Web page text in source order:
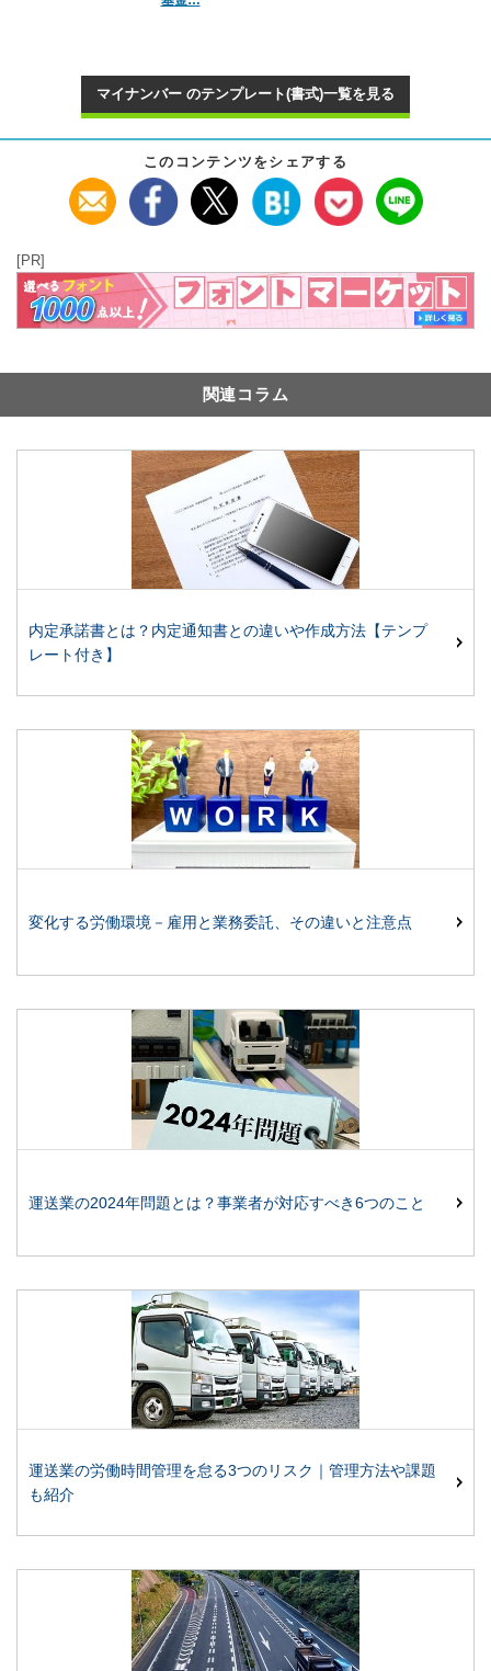
マイナンバー のテンプレート(書式)一覧を見る
このコンテンツをシェアする
[PR]
関連コラム
内定承諾書とは？内定通知書との違いや作成方法【テンプ
レート付き】
変化する労働環境－雇用と業務委託、その違いと注意点
運送業の2024年問題とは？事業者が対応すべき6つのこと
運送業の労働時間管理を怠る3つのリスク｜管理方法や課題
も紹介